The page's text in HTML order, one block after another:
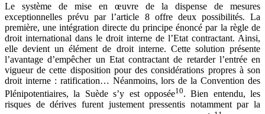
Le système de mise en œuvre de la dispense de mesures
exceptionnelles prévu par l’article 8 offre deux possibilités. La
première, une intégration directe du principe énoncé par la règle de
droit international dans le droit interne de l’Etat contractant. Ainsi,
elle devient un élément de droit interne. Cette solution présente
l’avantage d’empêcher un Etat contractant de retarder l’entrée en
vigueur de cette disposition pour des considérations propres à son
droit interne : ratification… Néanmoins, lors de la Convention des
Plénipotentiaires, la Suède s’y est opposée10. Bien entendu, les
risques de dérives furent justement pressentis notamment par la